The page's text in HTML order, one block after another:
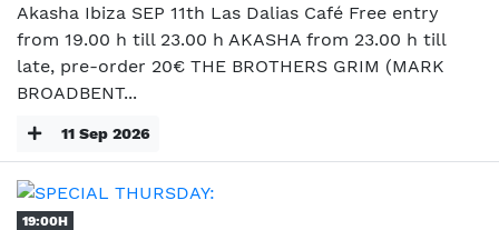
Akasha Ibiza SEP 11th Las Dalias Café Free entry
from 19.00 h till 23.00 h AKASHA from 23.00 h till
late, pre-order 20€ THE BROTHERS GRIM (MARK
BROADBENT...
11 Sep 2026
19:00H